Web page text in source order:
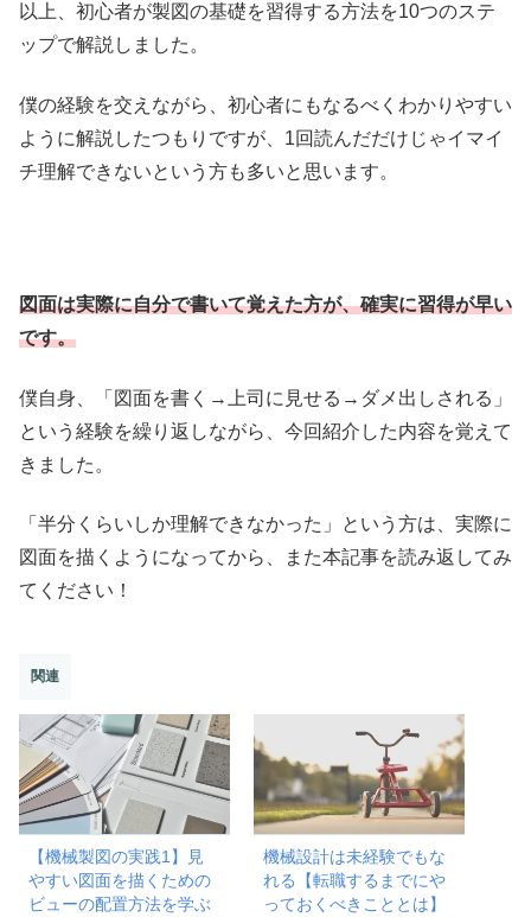
以上、初心者が製図の基礎を習得する方法を10つのステ
ップで解説しました。
僕の経験を交えながら、初心者にもなるべくわかりやすい
ように解説したつもりですが、1回読んだだけじゃイマイ
チ理解できないという方も多いと思います。
図面は実際に自分で書いて覚えた方が、確実に習得が早い
です。
僕自身、「図面を書く→上司に見せる→ダメ出しされる」
という経験を繰り返しながら、今回紹介した内容を覚えて
きました。
「半分くらいしか理解できなかった」という方は、実際に
図面を描くようになってから、また本記事を読み返してみ
てください！
関連
【機械製図の実践1】見
やすい図面を描くための
ビューの配置方法を学ぶ
機械設計は未経験でもな
れる【転職するまでにや
っておくべきこととは】